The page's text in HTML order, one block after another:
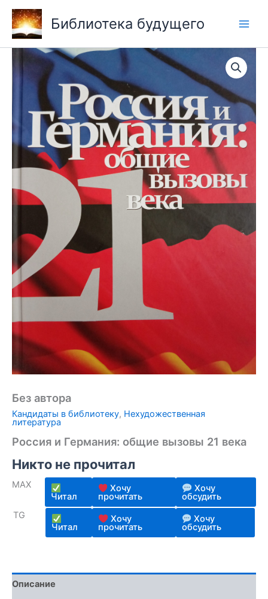
Перейти
содержимому
Библиотека будущего
Без автора
Кандидаты в библиотеку, Нехудожественная
литература
Россия и Германия: общие вызовы 21 века
Никто не прочитал
MAX
Читал
Хочу
прочитать
Хочу
обсудить
TG
Читал
Хочу
прочитать
Хочу
обсудить
Описание